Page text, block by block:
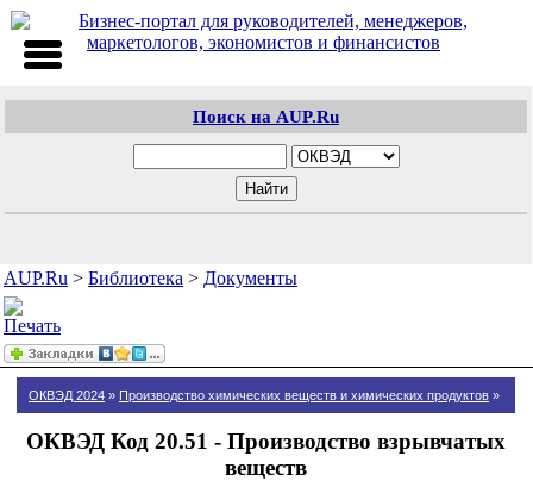
Поиск на AUP.Ru
AUP.Ru > Библиотека > Документы
ОКВЭД 2024 » Производство химических веществ и химических продуктов »
ОКВЭД Код 20.51 - Производство взрывчатых
веществ